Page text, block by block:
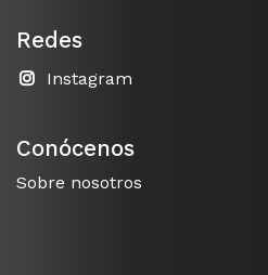
Redes
Instagram
Conócenos
Sobre nosotros